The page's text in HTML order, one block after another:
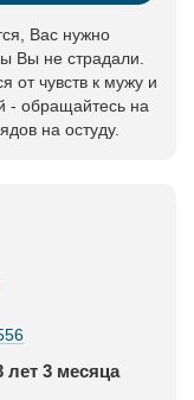
Вас нужно
Вы не страдали.
от чувств к мужу и
- обращайтесь на
на остуду.
лет 3 месяца